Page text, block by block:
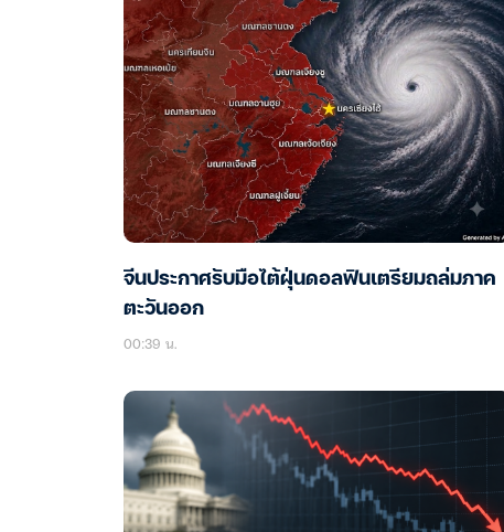
จีนประกาศรับมือไต้ฝุ่นดอลฟินเตรียมถล่มภาค
ตะวันออก
00:39 น.